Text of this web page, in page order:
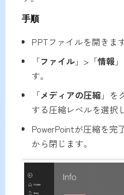
手順
PPTファイルを開きます
「ファイル」>「情報
す。
「メディアの圧縮」を
する圧縮レベルを選択
PowerPointが圧縮を完
から閉じます。